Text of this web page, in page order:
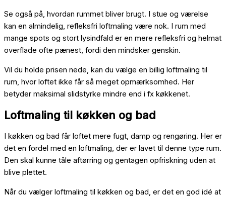
Se også på, hvordan rummet bliver brugt. I stue og værelse
kan en almindelig, refleksfri loftmaling være nok. I rum med
mange spots og stort lysindfald er en mere refleksfri og helmat
overflade ofte pænest, fordi den mindsker genskin.
Vil du holde prisen nede, kan du vælge en billig loftmaling til
rum, hvor loftet ikke får så meget opmærksomhed. Her
betyder maksimal slidstyrke mindre end i fx køkkenet.
Loftmaling til køkken og bad
I køkken og bad får loftet mere fugt, damp og rengøring. Her er
det en fordel med en loftmaling, der er lavet til denne type rum.
Den skal kunne tåle aftørring og gentagen opfriskning uden at
blive plettet.
Når du vælger loftmaling til køkken og bad, er det en god idé at